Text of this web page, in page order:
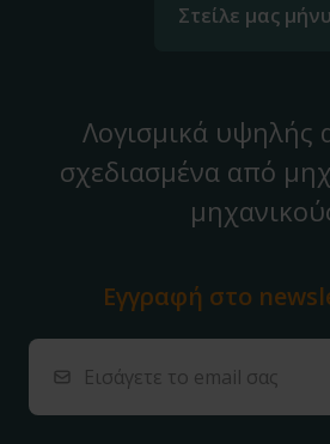
Στείλε μας
Λογισμικά υψηλής
σχεδιασμένα από
Εγγραφή στο